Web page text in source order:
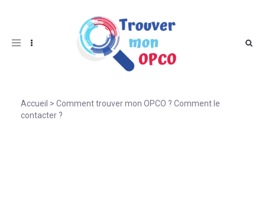
Toggle
Accueil > Comment trouver mon OPCO ? Comment le
contacter ?